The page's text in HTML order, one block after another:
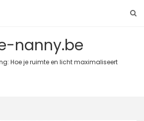
nanny.be
Hoe je ruimte en licht maximaliseert